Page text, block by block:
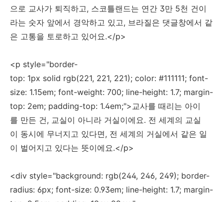
으로 교사가 퇴직하고, 스코틀랜드는 연간 3만 5천 건이
라는 숫자 앞에서 경악하고 있고, 브라질은 댓글창에서 같
은 고통을 토로하고 있어요.</p>
<p style="border-
top: 1px solid rgb(221, 221, 221); color: #111111; font-
size: 1.15em; font-weight: 700; line-height: 1.7; margin-
top: 2em; padding-top: 1.4em;">교사를 때리는 아이
를 만든 건, 교실이 아니라 거실이에요. 전 세계의 교실
이 동시에 무너지고 있다면, 전 세계의 거실에서 같은 일
이 벌어지고 있다는 뜻이에요.</p>
<div style="background: rgb(244, 246, 249); border-
radius: 6px; font-size: 0.93em; line-height: 1.7; margin-